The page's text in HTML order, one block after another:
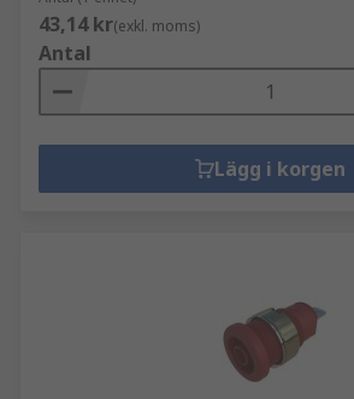
43,14 kr(exkl. moms)
Antal
Lägg i korgen